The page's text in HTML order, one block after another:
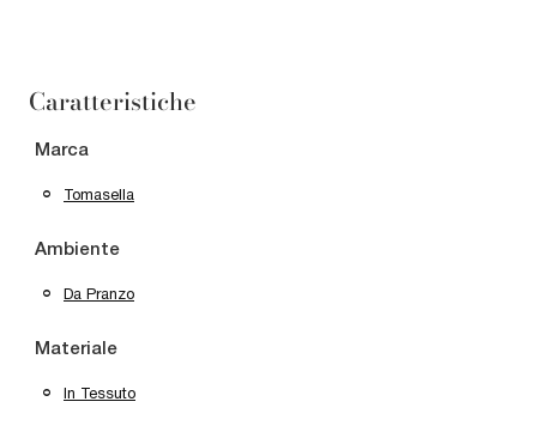
Caratteristiche
Marca
Tomasella
Ambiente
Da Pranzo
Materiale
In Tessuto